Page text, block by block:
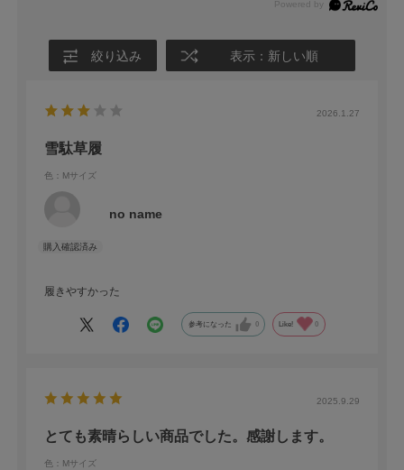
絞り込み 表示：新しい順
2026.1.27
雪駄草履
色：Mサイズ
no name
履きやすかった
参考になった 0 Like! 0
2025.9.29
とても素晴らしい商品でした。感謝します。
色：Mサイズ